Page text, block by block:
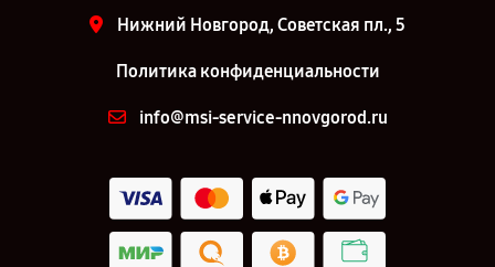
Нижний Новгород, Советская пл., 5
Политика конфиденциальности
info@msi-service-nnovgorod.ru